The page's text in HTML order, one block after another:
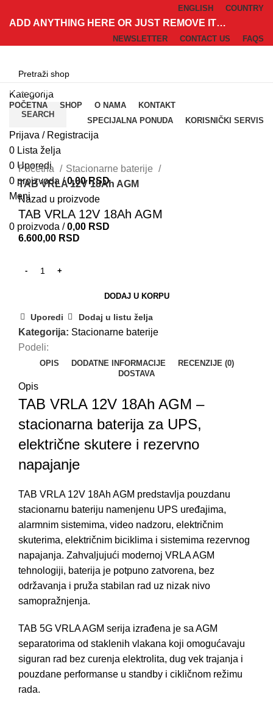
ENGLISH COUNTRY
ADD ANYTHING HERE OR JUST REMOVE IT…
NEWSLETTER CONTACT US FAQS
Kategorija
SEARCH
Prijava / Registracija
0 Lista želja
0 Uporedi
0 proizvoda / 0,00 RSD
Meni
0 proizvoda / 0,00 RSD
Kategorije
POČETNA SHOP O NAMA
KONTAKT
SPECIJALNA PONUDA
KORISNIČKI SERVIS
Klik za uvećanje
Početna
Stacionarne baterije
TAB VRLA 12V 18Ah AGM
Nazad u proizvode
TAB VRLA 12V 18Ah AGM
6.600,00 RSD
DODAJ U KORPU
Uporedi Dodaj u listu želja
Kategorija: Stacionarne baterije
Podeli:
OPIS DODATNE INFORMACIJE
RECENZIJE (0)
DOSTAVA
Opis
TAB VRLA 12V 18Ah AGM –
stacionarna baterija za UPS,
električne skutere i rezervno
napajanje
TAB VRLA 12V 18Ah AGM predstavlja pouzdanu
stacionarnu bateriju namenjenu UPS uređajima,
alarmnim sistemima, video nadzoru, električnim
skuterima, električnim biciklima i sistemima rezervnog
napajanja. Zahvaljujući modernoj VRLA AGM
tehnologiji, baterija je potpuno zatvorena, bez
održavanja i pruža stabilan rad uz nizak nivo
samopražnjenja.
TAB 5G VRLA AGM serija izrađena je sa AGM
separatorima od staklenih vlakana koji omogućavaju
siguran rad bez curenja elektrolita, dug vek trajanja i
pouzdane performanse u standby i cikličnom režimu
rada.